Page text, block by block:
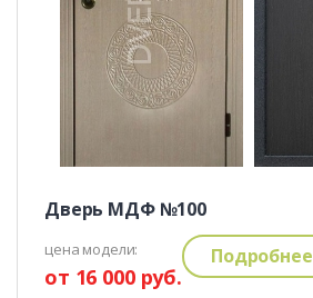
Дверь МДФ №100
цена модели:
от 16 000 руб.
Подробнее